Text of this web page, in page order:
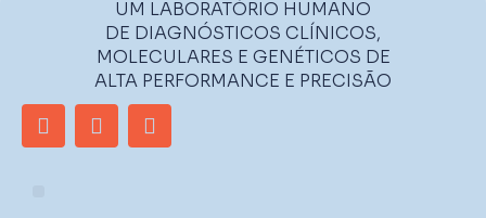
UM LABORATÓRIO HUMANO
DE DIAGNÓSTICOS CLÍNICOS,
MOLECULARES E GENÉTICOS DE
ALTA PERFORMANCE E PRECISÃO